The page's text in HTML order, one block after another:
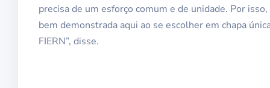
precisa de um esforço comum e de unidade. Por
bem demonstrada aqui ao se escolher em chapa
FIERN”, disse.